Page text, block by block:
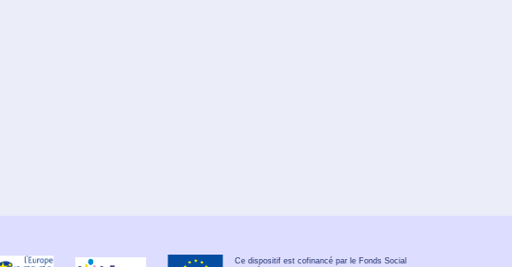
Ce dispositif est cofinancé par le Fonds Social